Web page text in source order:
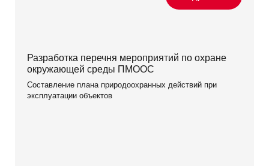
Разработка перечня мероприятий по охране
окружающей среды ПМООС
Составление плана природоохранных действий при
эксплуатации объектов